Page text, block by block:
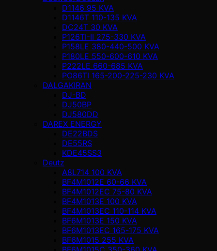
D1146 95 KVA
D1146T 110-135 KVA
DC24T 30 KVA
P126TI-II 275-330 KVA
P158LE 380-440-500 KVA
P180LE 550-600-610 KVA
P222LE 660-685 KVA
PO86TI 165-200-225-230 KVA
DALGAKIRAN
DJ-BD
DJ50BP
DJ580DD
DAREX ENERGY
DE22BDS
DE55RS
KDE45SS3
Deutz
A8L714 100 KVA
BF4M1012E 60-66 KVA
BF4M1012EC 75-80 KVA
BF4M1013E 100 KVA
BF4M1013EC 110-114 KVA
BF6M1013E 150 KVA
BF6M1013EC 165-175 KVA
BF6M1015 255 KVA